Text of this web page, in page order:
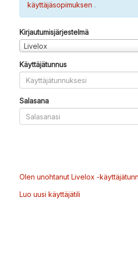
käyttäjäsopimuksen .
Kirjautumisjärjestelmä
Livelox
Käyttäjätunnus
Salasana
Olen unohtanut Livelox -
Luo uusi käyttäjätili